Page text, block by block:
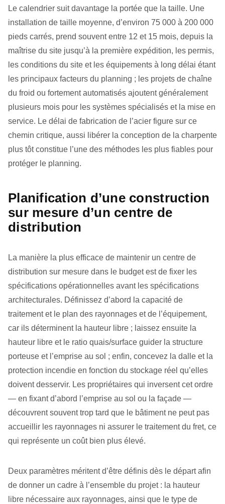
Le calendrier suit davantage la portée que la taille. Une
installation de taille moyenne, d’environ 75 000 à 200 000
pieds carrés, prend souvent entre 12 et 15 mois, depuis la
maîtrise du site jusqu’à la première expédition, les permis,
les conditions du site et les équipements à long délai étant
les principaux facteurs du planning ; les projets de chaîne
du froid ou fortement automatisés ajoutent généralement
plusieurs mois pour les systèmes spécialisés et la mise en
service. Le délai de fabrication de l’acier figure sur ce
chemin critique, aussi libérer la conception de la charpente
plus tôt constitue l’une des méthodes les plus fiables pour
protéger le planning.
Planification d’une construction
sur mesure d’un centre de
distribution
La manière la plus efficace de maintenir un centre de
distribution sur mesure dans le budget est de fixer les
spécifications opérationnelles avant les spécifications
architecturales. Définissez d’abord la capacité de
traitement et le plan des rayonnages et de l’équipement,
car ils déterminent la hauteur libre ; laissez ensuite la
hauteur libre et le ratio quais/surface guider la structure
porteuse et l’emprise au sol ; enfin, concevez la dalle et la
protection incendie en fonction du stockage réel qu’elles
doivent desservir. Les propriétaires qui inversent cet ordre
— en fixant d’abord l’emprise au sol ou la façade —
découvrent souvent trop tard que le bâtiment ne peut pas
accueillir les rayonnages ni assurer le traitement du fret, ce
qui représente un coût bien plus élevé.
Deux paramètres méritent d’être définis dès le départ afin
de donner un cadre à l’ensemble du projet : la hauteur
libre nécessaire aux rayonnages, ainsi que le type de